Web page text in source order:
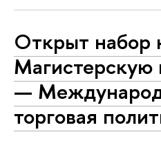
Открыт набор
Магистерскую
—
торговая